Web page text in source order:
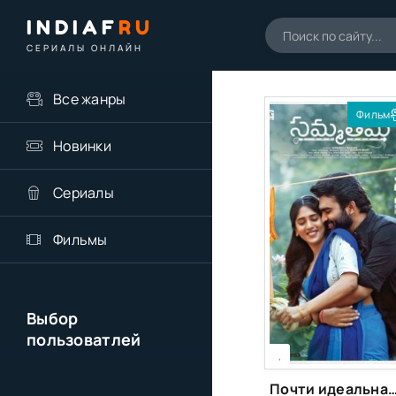
INDIAFRU
СЕРИАЛЫ ОНЛАЙН
Все жанры
Новинки
Сериалы
Фильмы
Выбор
пользоватлей
Фильм
[xfgiven_season]
,[/xfgiven_season]
Почти